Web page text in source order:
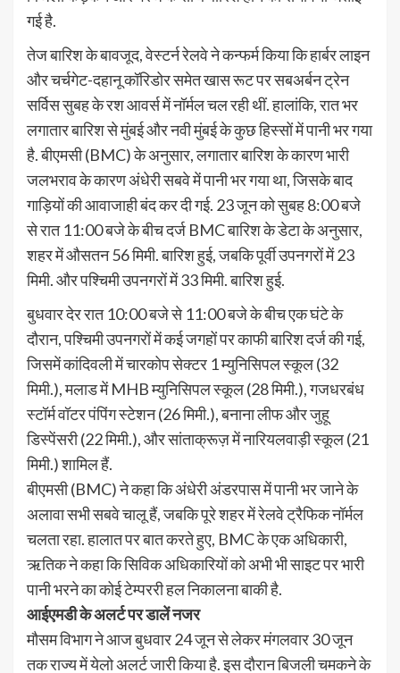
गई है.
तेज बारिश के बावजूद, वेस्टर्न रेलवे ने कन्फर्म किया कि हार्बर लाइन
और चर्चगेट-दहानू कॉरिडोर समेत खास रूट पर सबअर्बन ट्रेन
सर्विस सुबह के रश आवर्स में नॉर्मल चल रही थीं. हालांकि, रात भर
लगातार बारिश से मुंबई और नवी मुंबई के कुछ हिस्सों में पानी भर गया
है. बीएमसी (BMC) के अनुसार, लगातार बारिश के कारण भारी
जलभराव के कारण अंधेरी सबवे में पानी भर गया था, जिसके बाद
गाड़ियों की आवाजाही बंद कर दी गई. 23 जून को सुबह 8:00 बजे
से रात 11:00 बजे के बीच दर्ज BMC बारिश के डेटा के अनुसार,
शहर में औसतन 56 मिमी. बारिश हुई, जबकि पूर्वी उपनगरों में 23
मिमी. और पश्चिमी उपनगरों में 33 मिमी. बारिश हुई.
बुधवार देर रात 10:00 बजे से 11:00 बजे के बीच एक घंटे के
दौरान, पश्चिमी उपनगरों में कई जगहों पर काफी बारिश दर्ज की गई,
जिसमें कांदिवली में चारकोप सेक्टर 1 म्युनिसिपल स्कूल (32
मिमी.), मलाड में MHB म्युनिसिपल स्कूल (28 मिमी.), गजधरबंध
स्टॉर्म वॉटर पंपिंग स्टेशन (26 मिमी.), बनाना लीफ और जुहू
डिस्पेंसरी (22 मिमी.), और सांताक्रूज़ में नारियलवाड़ी स्कूल (21
मिमी.) शामिल हैं.
बीएमसी (BMC) ने कहा कि अंधेरी अंडरपास में पानी भर जाने के
अलावा सभी सबवे चालू हैं, जबकि पूरे शहर में रेलवे ट्रैफिक नॉर्मल
चलता रहा. हालात पर बात करते हुए, BMC के एक अधिकारी,
ऋतिक ने कहा कि सिविक अधिकारियों को अभी भी साइट पर भारी
पानी भरने का कोई टेम्पररी हल निकालना बाकी है.
आईएमडी के अलर्ट पर डालें नजर
मौसम विभाग ने आज बुधवार 24 जून से लेकर मंगलवार 30 जून
तक राज्य में येलो अलर्ट जारी किया है. इस दौरान बिजली चमकने के